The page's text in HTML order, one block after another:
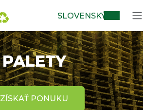
SLOVENSKÝ
PALETY
ZÍSKAŤ PONUKU